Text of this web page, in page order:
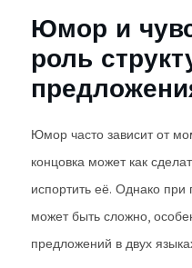
Юмор и
роль
Юмор часто зависит от
концовка может как
испортить её. Однако при
может быть сложно,
предложений в двух